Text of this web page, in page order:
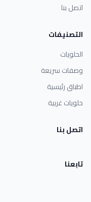
اتصل بنا
التصنيفات
الحلويات
وصفات سريعة
اطباق رئيسية
حلويات غربية
اتصل بنا
تابعنا